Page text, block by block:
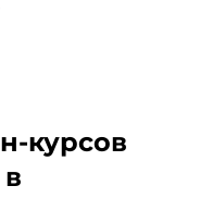
курсов